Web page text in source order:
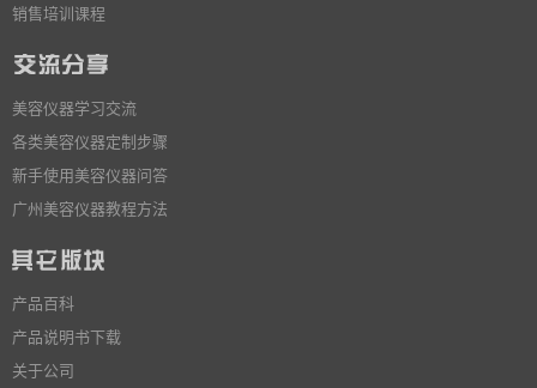
销售培训课程
美容仪器学习交流
各类美容仪器定制步骤
新手使用美容仪器问答
广州美容仪器教程方法
产品百科
产品说明书下载
关于公司